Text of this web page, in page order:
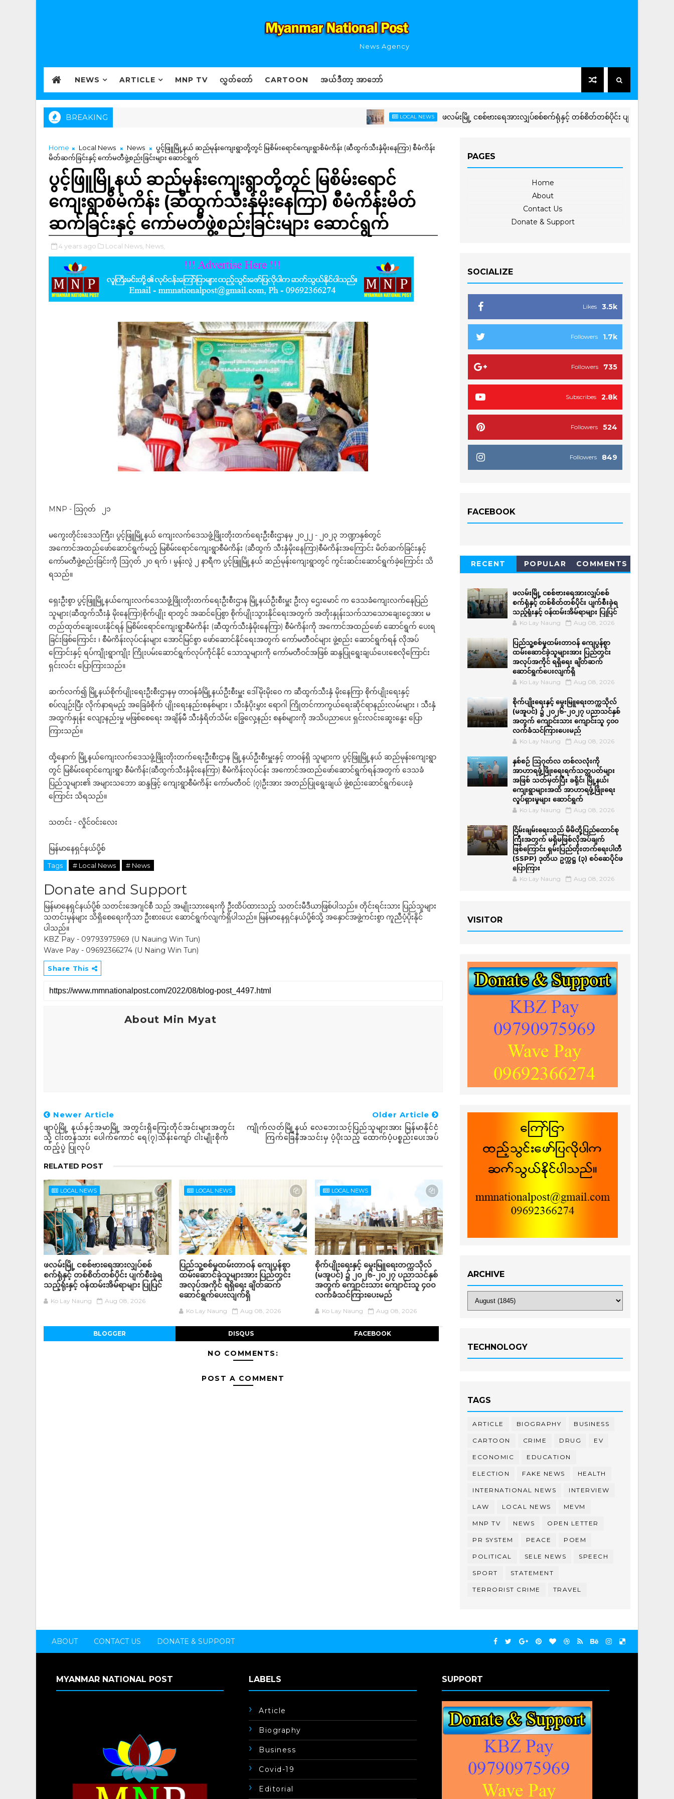
News Agency
NEWS ARTICLE MNP TV လွှတ်တော် CARTOON အယ်ဒီတာ့ အာဘော်
BREAKING LOCAL NEWS ဖလမ်းမြို့ ငစစ်ဗားရေအားလျှပ်စစ်စက်ရုံနှင့် တစ်စိတ်တစ်ပိုင်း ပျက်စီးခဲ့ရသည့်ရုံးနှင့် ဝန်ထ
Home Local News News
ပွင့်ဖြူမြို့နယ် ဆည်မုန်းကျေးရွာတို့တွင် မြစိမ်းရောင်ကျေးရွာစိမံကိန်း (ဆီထွက်သီးနှံမိုးနေကြာ) စီမံကိန်း
မိတ်ဆက်ခြင်းနှင့် ကော်မတီဖွဲ့စည်းခြင်းများ ဆောင်ရွက်
ပွင့်ဖြူမြို့နယ် ဆည်မုန်းကျေးရွာတို့တွင် မြစိမ်းရောင်
ကျေးရွာစိမံကိန်း (ဆီထွက်သီးနှံမိုးနေကြာ) စီမံကိန်းမိတ်
ဆက်ခြင်းနှင့် ကော်မတီဖွဲ့စည်းခြင်းများ ဆောင်ရွက်
4 years ago Local News, News,
MNP - ဩဂုတ် ၂၁
မကွေးတိုင်းဒေသကြီး၊ ပွင့်ဖြူမြို့နယ် ကျေးလက်ဒေသဖွံ့ဖြိုးတိုးတက်ရေးဦးစီးဌာနမှ ၂၀၂၂ - ၂၀၂၃ ဘဏ္ဍာနှစ်တွင်
အကောင်အထည်ဖော်ဆောင်ရွက်မည့် မြစိမ်းရောင်ကျေးရွာစီမံကိန်း (ဆီထွက် သီးနှံမိုးနေကြာ)စီမံကိန်းအကြောင်း မိတ်ဆက်ခြင်းနှင့်
ကော်မတီဖွဲ့စည်းခြင်းကို ဩဂုတ် ၂၀ ရက် ၊ မွန်းလွဲ ၂ နာရီက ပွင့်ဖြူမြို့နယ် ဆည်မုန်းကျေးရွာတွင် ကွင်းဆင်းဆောင်ရွက်ခဲ့ကြောင်း သိ
ရသည်။
ရှေးဦးစွာ ပွင့်ဖြူမြို့နယ်ကျေးလက်ဒေသဖွံ့ဖြိုးတိုးတက်ရေးဦးစီးဌာန မြို့နယ်ဦးစီးမှူး ဦးလှ ဌေးမောင် က ဒေသခံကျေးလက်နေပြည်
သူများ(ဆီထွက်သီးနှံ မိုးနေကြာ)စိုက်ပျိုး ရာတွင် အဆင်ပြေစွာ စိုက်ပျိုးသွားနိုင်ရေးအတွက် အတိုးနှုန်းသက်သာသောချေးငွေအား မ
တည်ထုတ်ချေးပေးနိုင်ရန် မြစိမ်းရောင်ကျေးရွာစီမံကိန်း (ဆီထွက်သီးနှံမိုးနေကြာ) စီမံကိန်းကို အကောင်အထည်ဖော် ဆောင်ရွက် ပေးရ
ခြင်းဖြစ်ကြောင်း ၊ စီမံကိန်းလုပ်ငန်းများ အောင်မြင်စွာ ဖော်ဆောင်နိုင်ရေးအတွက် ကော်မတီဝင်များ ဖွဲ့စည်း ဆောင်ရွက်ရန် လိုအပ်
ကြောင်းနှင့် ‌ရပ်ကျိုးရွာကျိုး ကြိုးပမ်းဆောင်ရွက်လုပ်ကိုင်နိုင် သောသူများကို ကော်မတီဝင်အဖြစ် ဆန္ဒပြုရွေးချယ်ပေးစေလိုကြောင်း
ရှင်းလင်း ပြောကြားသည်။
ဆက်လက်၍ မြို့နယ်စိုက်ပျိုးရေးဦးစီးဌာနမှ တာဝန်ခံမြို့နယ်ဦးစီးမှူး ဒေါ်မိုးမိုးဝေ က ဆီထွက်သီးနှံ မိုးနေကြာ စိုက်ပျိုးရေးနှင့်
စပ်လျဉ်းပြီး လိုက်နာရမည့် အခြေခံစိုက် ပျိုးရေးနည်းစနစ်များ ၊ သီးနှံပိုးမွှား ရောဂါ ကြိုတင်ကာကွယ်ရေးဆိုင်ရာနည်းလမ်းများ ၊ သီးနှံ
အထွက်နှုန်း လျော့နည်းမှု မဖြစ်စေရေး အချိန်မီ သီးနှံရိတ်သိမ်း ခြွေလှေ့နည်း စနစ်များကို အသိပညာပေး ရှင်းလင်းဆွေးနွေး ပြော
ကြားသည်။
ထို့နောက် မြို့နယ်ကျေးလက်ဒေသဖွံ့ဖြိုးတိုးတက်ရေးဦးစီးဌာန မြို့နယ်ဦးစီးမှူးနှင့် တာဝန်ရှိ သူများက ပွင့်ဖြူမြို့နယ် ဆည်မုန်းကျေးရွာ
တွင် မြစိမ်းရောင်ကျေးရွာ စီမံကိန်း(ဆီထွက်သီးနှံမိုးနေကြာ) စီမံကိန်းလုပ်ငန်း အကောင်အထည်ဖော်ဆောင်ရွက်ရန်အတွက် ဒေသခံ
ပြည်သူများ၏ အများသဘော ဆန္ဒဖြင့် ကျေးရွာစီမံကိန်း ကော်မတီဝင် (၇)ဦးအား အတည်ပြုရွေးချယ် ဖွဲ့စည်းဆောင်ရွက်ပေးခဲ့
ကြောင်း သိရသည်။
သတင်း - လှိုင်ဝင်းလေး
မြန်မာနေရှင်နယ်ပို့စ်
Tags # Local News # News
Donate and Support
မြန်မာနေရှင်နယ်ပို့စ် သတင်းအေဂျင်စီ သည် အမျိုးသားရေးကို ဦးထိပ်ထားသည့် သတင်းမီဒီယာဖြစ်ပါသည်။ တိုင်းရင်းသား ပြည်သူများ
သတင်းမှန်များ သိရှိစေရေးကိုသာ ဦးစားပေး ဆောင်ရွက်လျက်ရှိပါသည်။ မြန်မာနေရှင်နယ်ပို့စ်သို့ အနှောင်အဖွဲ့ကင်းစွာ ကူညီပံ့ပိုးနိုင်
ပါသည်။
KBZ Pay - 09793975969 (U Nauing Win Tun)
Wave Pay - 09692366274 (U Naing Win Tun)
Share This
About Min Myat
Newer Article
ဖျာပုံမြို့ နယ်နှင့်အမာမြို့ အတွင်းရှိကြေးတိုင်အင်းများအတွင်း
သို့ ငါးတန်သား ပေါက်ကောင် ရေ(၇)သိန်းကျော် ငါးမျိုးစိုက်
ထည့်ပွဲ ပြုလုပ်
Older Article
ကျိုက်လတ်မြို့နယ် လေဘေးသင့်ပြည်သူများအား မြန်မာနိုင်ငံ
ကြက်ခြေနီအသင်းမှ ပံ့ပိုးသည့် ထောက်ပံ့ပစ္စည်းပေးအပ်
RELATED POST
LOCAL NEWS
ဖလမ်းမြို့ ငစစ်ဗားရေအားလျှပ်စစ်
စက်ရုံနှင့် တစ်စိတ်တစ်ပိုင်း ပျက်စီးခဲ့ရ
သည့်ရုံးနှင့် ဝန်ထမ်းအိမ်ရာများ ပြုပြင်
Ko Lay Naung Aug 08, 2026
LOCAL NEWS
ပြည်သူ့စစ်မှုထမ်းတာဝန် ကျေပွန်စွာ
ထမ်းဆောင်ခဲ့သူများအား ပြည်တွင်း
အလုပ်အကိုင် ရရှိရေး ချိတ်ဆက်
ဆောင်ရွက်ပေးလျက်ရှိ
Ko Lay Naung Aug 08, 2026
LOCAL NEWS
စိုက်ပျိုးရေးနှင့် မွေးမြူရေးတက္ကသိုလ်
(မအူပင်) ၌ ၂၀၂၆-၂၀၂၇ ပညာသင်နှစ်
အတွက် ကျောင်းသား ကျောင်းသူ ၄၀၀
လက်ခံသင်ကြားပေးမည်
Ko Lay Naung Aug 08, 2026
BLOGGER DISQUS FACEBOOK
NO COMMENTS:
POST A COMMENT
PAGES
Home
About
Contact Us
Donate & Support
SOCIALIZE
3.5k
Likes
1.7k
Followers
735
Followers
2.8k
Subscribes
524
Followers
849
Followers
FACEBOOK
RECENT POPULAR COMMENTS
ဖလမ်းမြို့ ငစစ်ဗားရေအားလျှပ်စစ်
စက်ရုံနှင့် တစ်စိတ်တစ်ပိုင်း ပျက်စီးခဲ့ရ
သည့်ရုံးနှင့် ဝန်ထမ်းအိမ်ရာများ ပြုပြင်
Ko Lay Naung Aug 08, 2026
ပြည်သူ့စစ်မှုထမ်းတာဝန် ကျေပွန်စွာ
ထမ်းဆောင်ခဲ့သူများအား ပြည်တွင်း
အလုပ်အကိုင် ရရှိရေး ချိတ်ဆက်
ဆောင်ရွက်ပေးလျက်ရှိ
Ko Lay Naung Aug 08, 2026
စိုက်ပျိုးရေးနှင့် မွေးမြူရေးတက္ကသိုလ်
(မအူပင်) ၌ ၂၀၂၆-၂၀၂၇ ပညာသင်နှစ်
အတွက် ကျောင်းသား ကျောင်းသူ ၄၀၀
လက်ခံသင်ကြားပေးမည်
Ko Lay Naung Aug 08, 2026
နှစ်စဉ် ဩဂုတ်လ တစ်လလုံးကို
အာဟာရဖွံ့ဖြိုးရေးရက်သတ္တပတ်များ
အဖြစ် သတ်မှတ်ပြီး ခရိုင်၊ မြို့နယ်၊
ကျေးရွာများအထိ အာဟာရဖွံ့ဖြိုးရေး
လှုပ်ရှားမှုများ ဆောင်ရွက်
Ko Lay Naung Aug 08, 2026
ငြိမ်းချမ်းရေးသည် မိမိတို့ပြည်ထောင်စု
ကြီးအတွက် မရှိမဖြစ်လိုအပ်ချက်
ဖြစ်ကြောင်း ရှမ်းပြည်တိုးတက်ရေးပါတီ
(SSPP) ဒုတိယ ဥက္ကဋ္ဌ (၃) စဝ်ဆေပိုင်ဖ
ပြောကြား
Ko Lay Naung Aug 08, 2026
VISITOR
ARCHIVE
TECHNOLOGY
TAGS
ARTICLE BIOGRAPHY BUSINESS
CARTOON CRIME DRUG EV
ECONOMIC EDUCATION
ELECTION FAKE NEWS HEALTH
INTERNATIONAL NEWS INTERVIEW
LAW LOCAL NEWS MEVM
MNP TV NEWS OPEN LETTER
PR SYSTEM PEACE POEM
POLITICAL SELE NEWS SPEECH
SPORT STATEMENT
TERRORIST CRIME TRAVEL
ABOUT CONTACT US DONATE & SUPPORT
MYANMAR NATIONAL POST LABELS
Article
Biography
Business
Covid-19
Editorial
SUPPORT